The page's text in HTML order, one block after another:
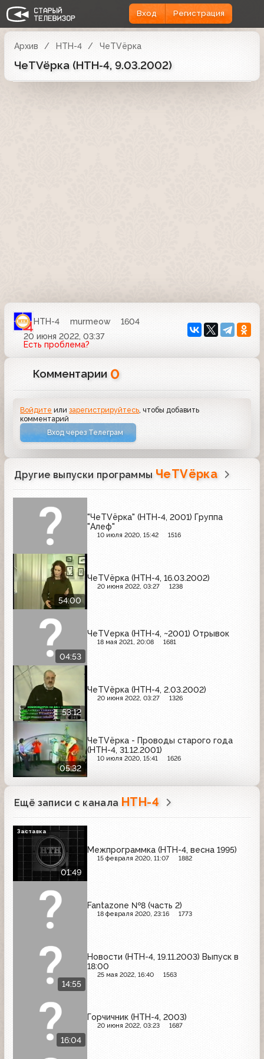
Вход Регистрация
Архив НТН-4 ЧеTVёрка
ЧеTVёрка (НТН-4, 9.03.2002)
НТН-4 murmeow
1604
20 июня 2022, 03:37
Есть проблема?
Комментарии 0
Войдите илизарегистрируйтесь , чтобы добавить
комментарий
Вход через Телеграм
Другие выпуски программы ЧеTVёрка
"ЧеTVёрка" (НТН-4, 2001) Группа
"Алеф"
10 июля 2020, 15:42 1516
54:00
ЧеTVёрка (НТН-4, 16.03.2002)
20 июня 2022, 03:27 1238
04:53
ЧеTVерка (НТН-4, ~2001) Отрывок
18 мая 2021, 20:08 1681
53:12
ЧеTVёрка (НТН-4, 2.03.2002)
20 июня 2022, 03:27 1326
05:32
ЧеTVёрка - Проводы старого года
(НТН-4, 31.12.2001)
10 июля 2020, 15:41 1626
Ещё записи с канала НТН-4
01:49
Межпрограммка (НТН-4, весна 1995)
15 февраля 2020, 11:07 1882
Заставка
Fantazone №8 (часть 2)
18 февраля 2020, 23:16 1773
14:55
Новости (НТН-4, 19.11.2003) Выпуск в
18:00
25 мая 2022, 16:40 1563
16:04
Горчичник (НТН-4, 2003)
20 июня 2022, 03:23 1687